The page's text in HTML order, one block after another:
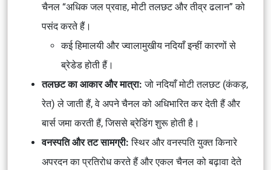
चैनल “अधिक जल प्रवाह, मोटी तलछट और तीव्र ढलान” को
पसंद करते हैं।
कई हिमालयी और ज्वालामुखीय नदियाँ इन्हीं कारणों से
ब्रेडेड होती हैं।
तलछट का आकार और मात्रा:जो नदियाँ मोटी तलछट (कंकड़,
रेत) ले जाती हैं, वे अपने चैनल को अधिभारित कर देती हैं और
बार्स जमा करती हैं, जिससे ब्रेडिंग शुरू होती है।
वनस्पति और तट सामग्री:स्थिर और वनस्पति युक्त किनारे
अपरदन का प्रतिरोध करते हैं और एकल चैनल को बढ़ावा देते